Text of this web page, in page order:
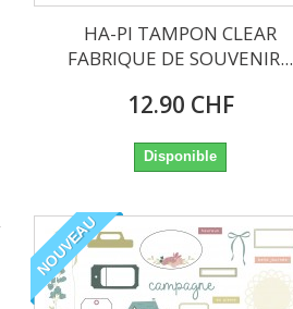
HA-PI TAMPON CLEAR
FABRIQUE DE SOUVENIR...
12.90 CHF
Disponible
NOUVEAU